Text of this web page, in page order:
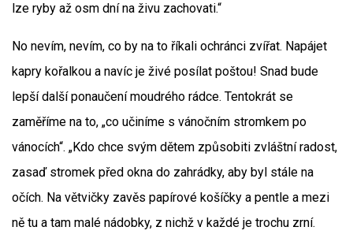
lze ryby až osm dní na živu zachovati.“
No nevím, nevím, co by na to říkali ochránci zvířat. Napájet
kapry kořalkou a navíc je živé posílat poštou! Snad bude
lepší další ponaučení moudrého rádce. Tentokrát se
zaměříme na to, „co učiníme s vánočním stromkem po
vánocích“. „Kdo chce svým dětem způsobiti zvláštní radost,
zasaď stromek před okna do zahrádky, aby byl stále na
očích. Na větvičky zavěs papírové košíčky a pentle a mezi
ně tu a tam malé nádobky, z nichž v každé je trochu zrní.